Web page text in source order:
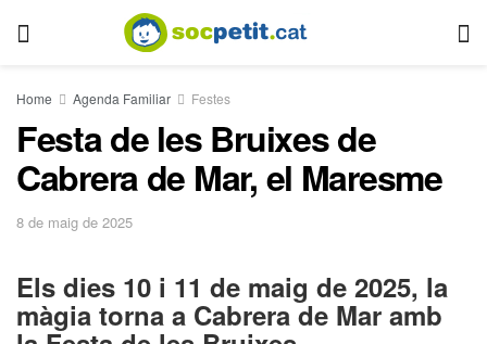
Home Agenda Familiar Festes
Festa de les Bruixes de
Cabrera de Mar, el Maresme
8 de maig de 2025
Els dies 10 i 11 de maig de 2025, la
màgia torna a Cabrera de Mar amb